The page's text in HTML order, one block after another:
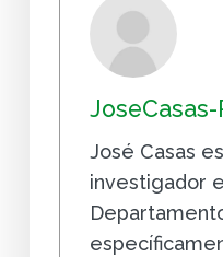
José Casas
investigador